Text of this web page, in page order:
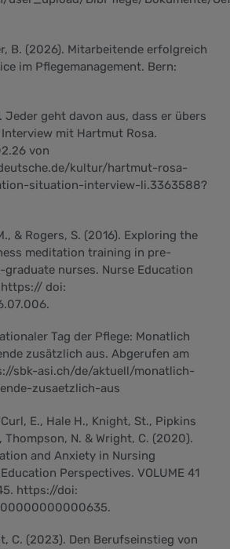
B. (2026). Mitarbeitende erfolgreich
im Pflegemanagement. Bern:
Jeder geht davon aus, dass er übers
mit Hartmut Rosa.
von
kultur/hartmut-rosa-
situation-interview-li.3363588?
& Rogers, S. (2016). Exploring the
meditation training in pre-
nurses. Nurse Education
https:// doi:
Tag der Pflege: Monatlich
zusätzlich aus. Abgerufen am
sbk-asi.ch/de/aktuell/monatlich-
zusaetzlich-aus
E., Hale H., Knight, St., Pipkins
Thompson, N. & Wright, C. (2020).
and Anxiety in Nursing
Perspectives. VOLUME 41
https://doi:
C. (2023). Den Berufseinstieg von